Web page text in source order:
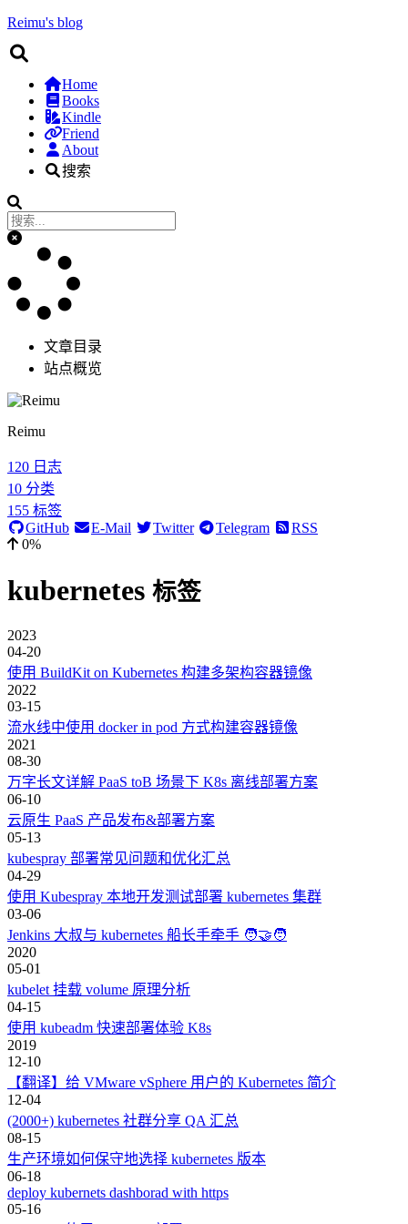
Reimu's blog
Home
Books
Kindle
Friend
About
搜索
文章目录
站点概览
Reimu
120 日志
10 分类
155 标签
GitHub
E-Mail Twitter Telegram
RSS
0%
kubernetes 标签
2023
04-20
使用 BuildKit on Kubernetes 构建多架构容器镜像
2022
03-15
流水线中使用 docker in pod 方式构建容器镜像
2021
08-30
万字长文详解 PaaS toB 场景下 K8s 离线部署方案
06-10
云原生 PaaS 产品发布&部署方案
05-13
kubespray 部署常见问题和优化汇总
04-29
使用 Kubespray 本地开发测试部署 kubernetes 集群
03-06
Jenkins 大叔与 kubernetes 船长手牵手 🧑‍🤝‍🧑
2020
05-01
kubelet 挂载 volume 原理分析
04-15
使用 kubeadm 快速部署体验 K8s
2019
12-10
【翻译】给 VMware vSphere 用户的 Kubernetes 简介
12-04
(2000+) kubernetes 社群分享 QA 汇总
08-15
生产环境如何保守地选择 kubernetes 版本
06-18
deploy kubernets dashborad with https
05-16